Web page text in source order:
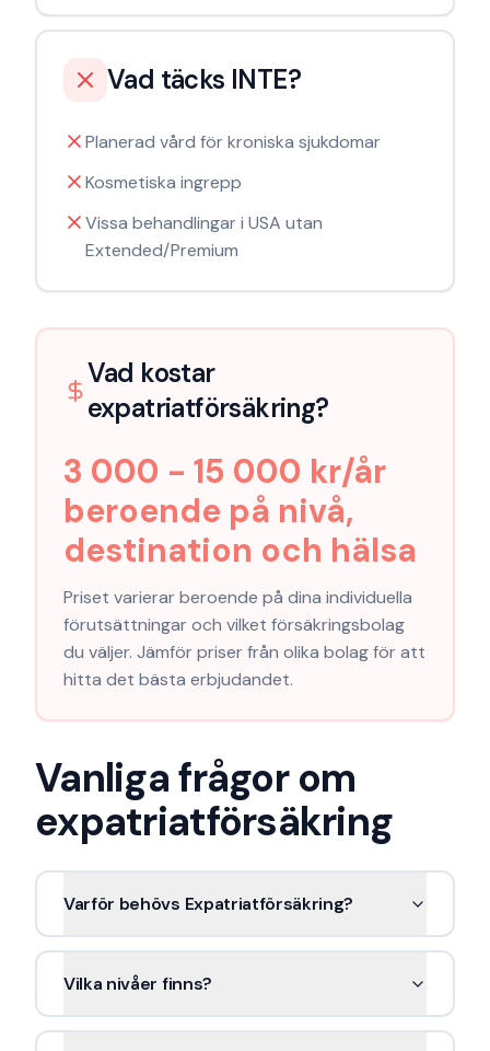
Vad täcks INTE?
Planerad vård för kroniska sjukdomar
Kosmetiska ingrepp
Vissa behandlingar i USA utan
Extended/Premium
Vad kostar
expatriatförsäkring?
3 000 - 15 000 kr/år
beroende på nivå,
destination och hälsa
Priset varierar beroende på dina individuella
förutsättningar och vilket försäkringsbolag
du väljer. Jämför priser från olika bolag för att
hitta det bästa erbjudandet.
Vanliga frågor om
expatriatförsäkring
Varför behövs Expatriatförsäkring?
Vilka nivåer finns?